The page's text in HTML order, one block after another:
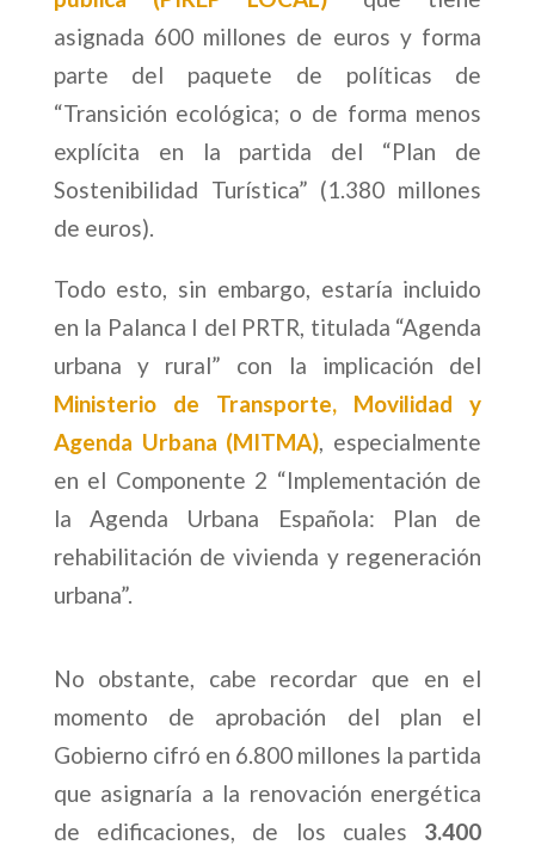
asignada 600 millones de euros y forma
parte del paquete de políticas de
“Transición ecológica; o de forma menos
explícita en la partida del “Plan de
Sostenibilidad Turística” (1.380 millones
de euros).
Todo esto, sin embargo, estaría incluido
en la Palanca I del PRTR, titulada “Agenda
urbana y rural” con la implicación del
Ministerio de Transporte, Movilidad y
Agenda Urbana (MITMA), especialmente
en el Componente 2 “Implementación de
la Agenda Urbana Española: Plan de
rehabilitación de vivienda y regeneración
urbana”.
No obstante, cabe recordar que en el
momento de aprobación del plan el
Gobierno cifró en 6.800 millones la partida
que asignaría a la renovación energética
de edificaciones, de los cuales 3.400